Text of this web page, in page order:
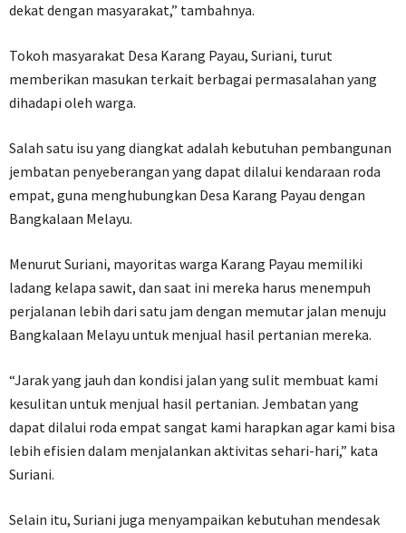
dekat dengan masyarakat,” tambahnya.
Tokoh masyarakat Desa Karang Payau, Suriani, turut
memberikan masukan terkait berbagai permasalahan yang
dihadapi oleh warga.
Salah satu isu yang diangkat adalah kebutuhan pembangunan
jembatan penyeberangan yang dapat dilalui kendaraan roda
empat, guna menghubungkan Desa Karang Payau dengan
Bangkalaan Melayu.
Menurut Suriani, mayoritas warga Karang Payau memiliki
ladang kelapa sawit, dan saat ini mereka harus menempuh
perjalanan lebih dari satu jam dengan memutar jalan menuju
Bangkalaan Melayu untuk menjual hasil pertanian mereka.
“Jarak yang jauh dan kondisi jalan yang sulit membuat kami
kesulitan untuk menjual hasil pertanian. Jembatan yang
dapat dilalui roda empat sangat kami harapkan agar kami bisa
lebih efisien dalam menjalankan aktivitas sehari-hari,” kata
Suriani.
Selain itu, Suriani juga menyampaikan kebutuhan mendesak